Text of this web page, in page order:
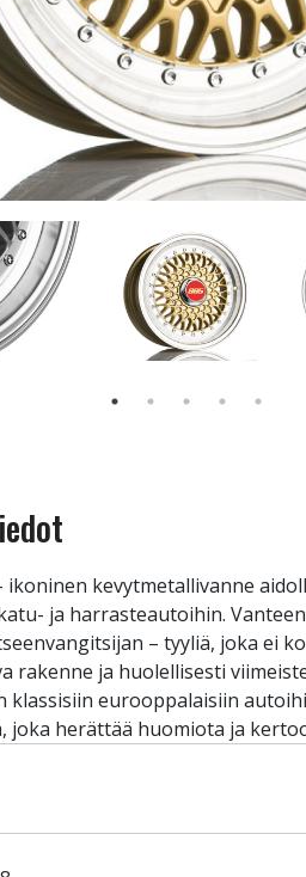
ikoninen kevytmetallivanne
ja harrasteautoihin.
– tyyliä, joka ei
rakenne ja huolellisesti
klassisiin eurooppalaisiin
joka herättää huomiota ja